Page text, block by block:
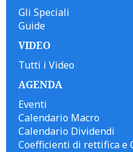
Gli Speciali
Guide
VIDEO
Tutti i Video
AGENDA
Eventi
Calendario Macro
Calendario Dividendi
Coefficienti di rettifica e